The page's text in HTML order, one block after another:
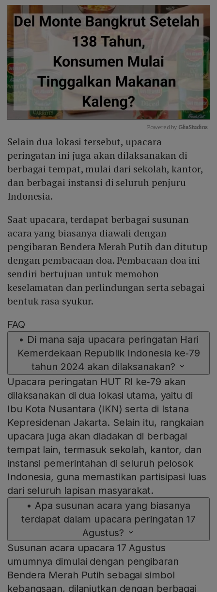
Powered by GliaStudios
Selain dua lokasi tersebut, upacara
peringatan ini juga akan dilaksanakan di
berbagai tempat, mulai dari sekolah, kantor,
dan berbagai instansi di seluruh penjuru
Indonesia.
Saat upacara, terdapat berbagai susunan
acara yang biasanya diawali dengan
pengibaran Bendera Merah Putih dan ditutup
dengan pembacaan doa. Pembacaan doa ini
sendiri bertujuan untuk memohon
keselamatan dan perlindungan serta sebagai
bentuk rasa syukur.
FAQ
• Di mana saja upacara peringatan Hari
Kemerdekaan Republik Indonesia ke‑79
tahun 2024 akan dilaksanakan?
Upacara peringatan HUT RI ke‑79 akan
dilaksanakan di dua lokasi utama, yaitu di
Ibu Kota Nusantara (IKN) serta di Istana
Kepresidenan Jakarta. Selain itu, rangkaian
upacara juga akan diadakan di berbagai
tempat lain, termasuk sekolah, kantor, dan
instansi pemerintahan di seluruh pelosok
Indonesia, guna memastikan partisipasi luas
dari seluruh lapisan masyarakat.
• Apa susunan acara yang biasanya
terdapat dalam upacara peringatan 17
Agustus?
Susunan acara upacara 17 Agustus
umumnya dimulai dengan pengibaran
Bendera Merah Putih sebagai simbol
kebangsaan, dilanjutkan dengan berbagai